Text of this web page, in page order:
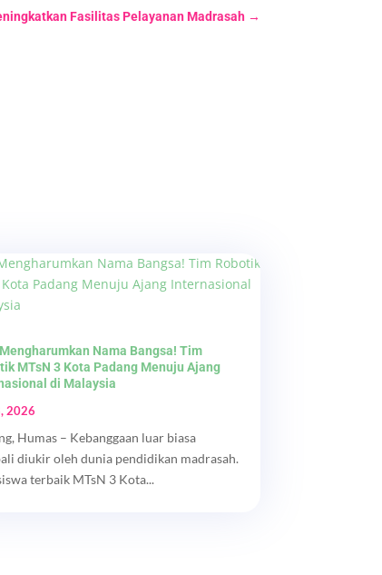
Fasilitas Pelayanan Madrasah→
Nama Bangsa! Tim
MTsN 3 Kota Padang Menuju Ajang
di Malaysia
2026
Humas – Kebanggaan luar biasa
diukir oleh dunia pendidikan madrasah.
terbaik MTsN 3 Kota...